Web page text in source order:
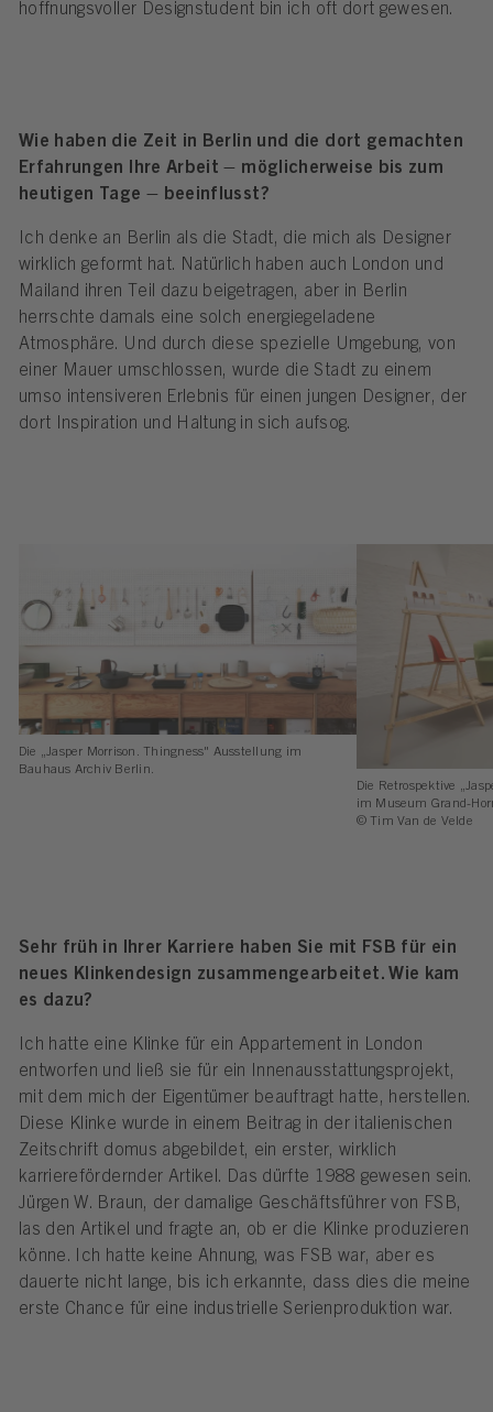
hoffnungsvoller Designstudent bin ich oft dort gewesen.
Wie haben die Zeit in Berlin und die dort gemachten
Erfahrungen Ihre Arbeit – möglicherweise bis zum
heutigen Tage – beeinflusst?
Ich denke an Berlin als die Stadt, die mich als Designer
wirklich geformt hat. Natürlich haben auch London und
Mailand ihren Teil dazu beigetragen, aber in Berlin
herrschte damals eine solch energiegeladene
Atmosphäre. Und durch diese spezielle Umgebung, von
einer Mauer umschlossen, wurde die Stadt zu einem
umso intensiveren Erlebnis für einen jungen Designer, der
dort Inspiration und Haltung in sich aufsog.
Die „Jasper Morrison. Thingness" Ausstellung im
Bauhaus Archiv Berlin.
Die Retrospektive
im Museum Grand-
© Tim Van de Velde
Sehr früh in Ihrer Karriere haben Sie mit FSB für ein
neues Klinkendesign zusammengearbeitet. Wie kam
es dazu?
Ich hatte eine Klinke für ein Appartement in London
entworfen und ließ sie für ein Innenausstattungsprojekt,
mit dem mich der Eigentümer beauftragt hatte, herstellen.
Diese Klinke wurde in einem Beitrag in der italienischen
Zeitschrift domus abgebildet, ein erster, wirklich
karrierefördernder Artikel. Das dürfte 1988 gewesen sein.
Jürgen W. Braun, der damalige Geschäftsführer von FSB,
las den Artikel und fragte an, ob er die Klinke produzieren
könne. Ich hatte keine Ahnung, was FSB war, aber es
dauerte nicht lange, bis ich erkannte, dass dies die meine
erste Chance für eine industrielle Serienproduktion war.